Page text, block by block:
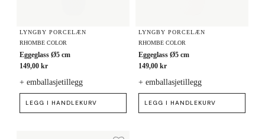
LYNGBY PORCELÆN
RHOMBE COLOR
Eggeglass Ø5 cm
149,00 kr
+ emballasjetillegg
LEGG I HANDLEKURV
LYNGBY PORCELÆN
RHOMBE COLOR
Eggeglass Ø5 cm
149,00 kr
+ emballasjetillegg
LEGG I HANDLEKURV